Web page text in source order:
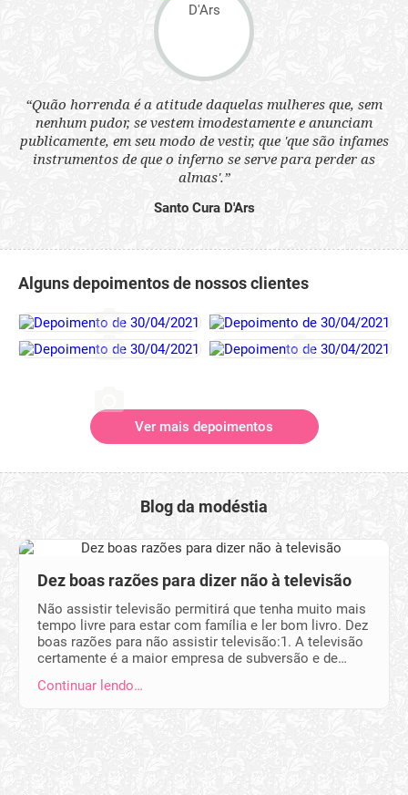
“Quão horrenda é a atitude daquelas mulheres que, sem
nenhum pudor, se vestem imodestamente e anunciam
publicamente, em seu modo de vestir, que 'que são infames
instrumentos de que o inferno se serve para perder as
almas'.”
Santo Cura D'Ars
Alguns depoimentos de nossos clientes
Ver mais depoimentos
Blog da modéstia
Dez boas razões para dizer não à televisão
Não assistir televisão permitirá que tenha muito mais
tempo livre para estar com família e ler bom livro. Dez
boas razões para não assistir televisão:1. A televisão
certamente é a maior empresa de subversão e de…
Continuar lendo…